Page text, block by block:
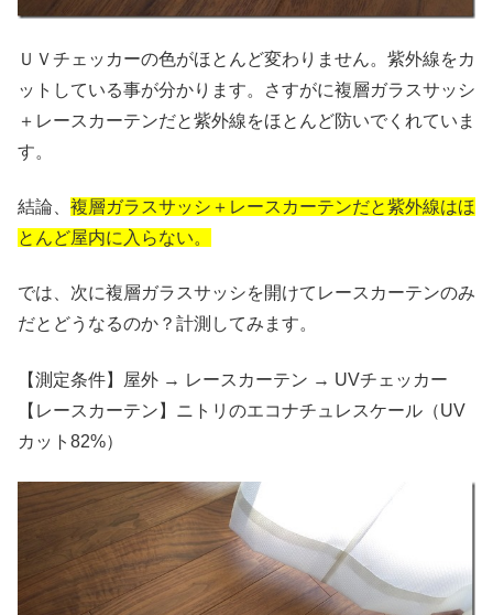
ＵＶチェッカーの色がほとんど変わりません。紫外線をカ
ットしている事が分かります。さすがに複層ガラスサッシ
＋レースカーテンだと紫外線をほとんど防いでくれていま
す。
結論、 複層ガラスサッシ＋レースカーテンだと紫外線はほ
とんど屋内に入らない。
では、次に複層ガラスサッシを開けてレースカーテンのみ
だとどうなるのか？計測してみます。
【測定条件】屋外 → レースカーテン → UVチェッカー
【レースカーテン】ニトリのエコナチュレスケール（UV
カット82%）